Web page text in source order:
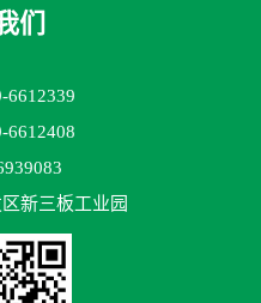
们
6612339
6612408
新三板工业园